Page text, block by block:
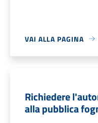
VAI ALLA PAGINA
Richiedere
alla pubblica